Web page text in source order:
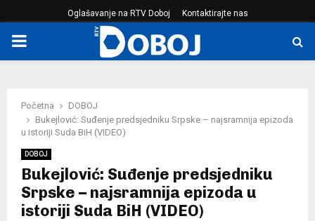
Oglašavanje na RTV Doboj Kontaktirajte nas
PRIMARY
Početna
DOBOJ
Bukejlović: Suđenje predsjedniku Srpske – najsramnija epizoda
u istoriji Suda BiH (VIDEO)
DOBOJ
Bukejlović: Suđenje predsjedniku
Srpske – najsramnija epizoda u
istoriji Suda BiH (VIDEO)